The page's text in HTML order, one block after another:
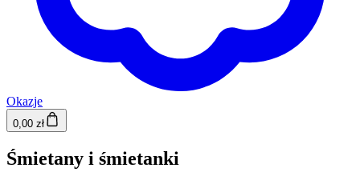
Okazje
0,00 zł
Śmietany i śmietanki